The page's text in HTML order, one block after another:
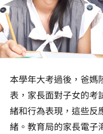
本學年大考過後，爸媽
表，家長面對子女的考
緒和行為表現，這些反
緒。教育局的家長電子